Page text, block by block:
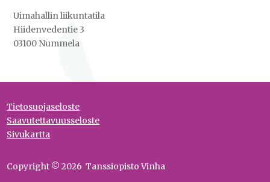
Uimahallin liikuntatila
Hiidenvedentie 3
03100 Nummela
Tietosuojaseloste
Saavutettavuusseloste
Sivukartta
Copyright © 2026 Tanssiopisto Vinha